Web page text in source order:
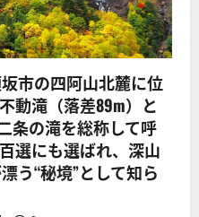
市の四阿山北麓に位
動滝（落差89m）と
条の滝を総称して呼
選にも選ばれ、深山
う“秘境”として知ら